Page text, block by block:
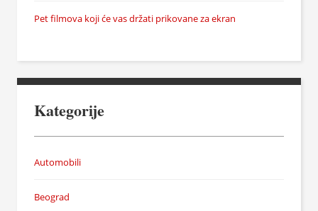
Pet filmova koji će vas držati prikovane za ekran
Kategorije
Automobili
Beograd